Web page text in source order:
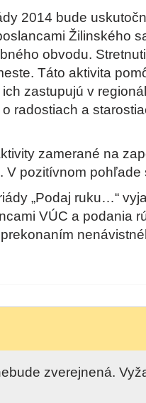
2014 bude
Žilinského
obvodu.
Táto aktivita
zastupujú v
radostiach a
zamerané na
V pozitívnom pohľade
„Podaj ruku…“
VÚC a podania
zverejnená.